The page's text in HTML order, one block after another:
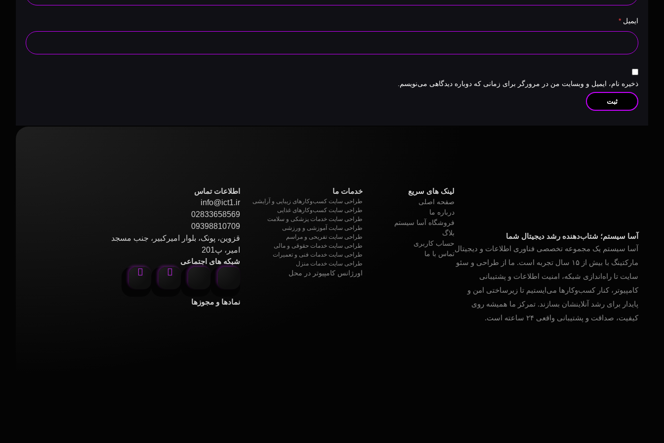
ایمیل *
ذخیره نام، ایمیل و وبسایت من در مرورگر برای زمانی که دوباره دیدگاهی می‌نویسم.
آسا سیستم؛ شتاب‌دهنده رشد دیجیتال شما
آسا سیستم یک مجموعه تخصصی فناوری اطلاعات و دیجیتال
مارکتینگ با بیش از ۱۵ سال تجربه است. ما از طراحی و سئو
سایت تا راه‌اندازی شبکه، امنیت اطلاعات و پشتیبانی
کامپیوتر، کنار کسب‌وکارها می‌ایستیم تا زیرساختی امن و
پایدار برای رشد آنلاینشان بسازند. تمرکز ما همیشه روی
کیفیت، صداقت و پشتیبانی واقعی ۲۴ ساعته است.
لینک های سریع
صفحه اصلی
درباره ما
فروشگاه آسا سیستم
بلاگ
حساب کاربری
تماس با ما
خدمات ما
طراحی سایت کسب‌وکارهای زیبایی و آرایشی
طراحی سایت کسب‌وکارهای غذایی
طراحی سایت خدمات پزشکی و سلامت
طراحی سایت آموزشی و ورزشی
طراحی سایت تفریحی و مراسم
طراحی سایت خدمات حقوقی و مالی
طراحی سایت خدمات فنی و تعمیرات
طراحی سایت خدمات منزل
اورژانس کامپیوتر در محل
اطلاعات تماس
info@ict1.ir
02833658569
09398810709
قزوین، پونک، بلوار امیرکبیر، جنب مسجد
امیر، پ201
شبکه های اجتماعی
نمادها و مجوزها